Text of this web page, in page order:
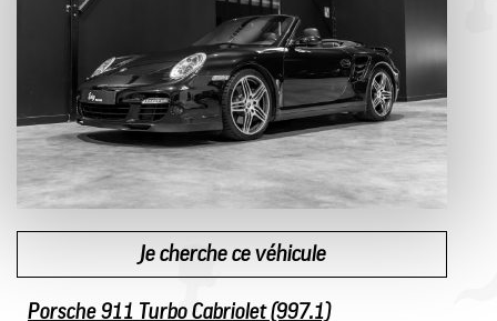
Je cherche ce véhicule
Porsche 911 Turbo Cabriolet (997.1)